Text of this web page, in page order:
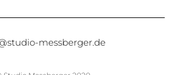
messberger.de